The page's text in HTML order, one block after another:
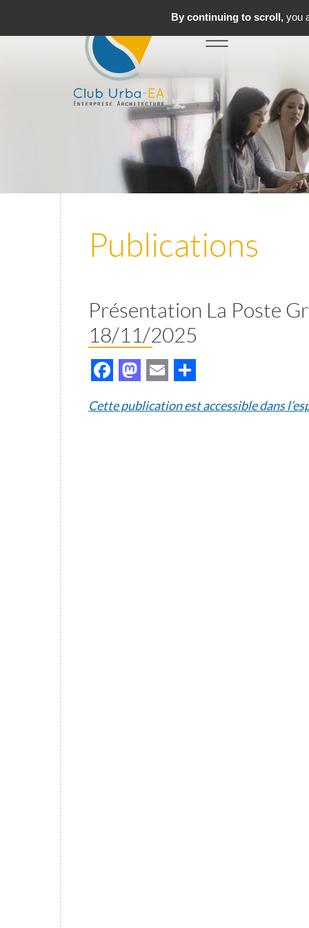
Toggle
navigation
Publications
Présentation La Poste
18/11/2025
Facebook
Mastodon
Email
Cette publication est accessible dans
By continuing to scroll,you